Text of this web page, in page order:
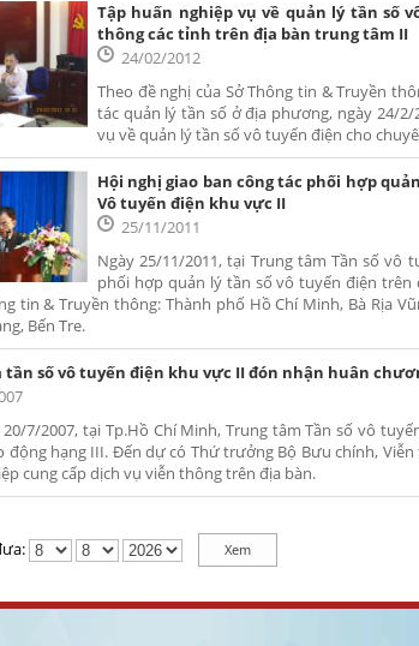
Tập huấn nghiệp vụ về quản lý tần số
thông các tỉnh trên địa bàn trung tâm II
24/02/2012
Theo đề nghị của Sở Thông tin & Truyền
tác quản lý tần số ở địa phương, ngày 24/
vụ về quản lý tần số vô tuyến điện cho
Hội nghị giao ban công tác phối hợp
Vô tuyến điện khu vực II
25/11/2011
Ngày 25/11/2011, tại Trung tâm Tần số
phối hợp quản lý tần số vô tuyến điện
tin & Truyền thông: Thành phố Hồ Chí Minh, Bà Rịa
Bến Tre.
số vô tuyến điện khu vực II đón nhận huân
20/7/2007, tại Tp.Hồ Chí Minh, Trung tâm Tần số vô
động hạng III. Đến dự có Thứ trưởng Bộ Bưu chính, Viễn
cung cấp dịch vụ viễn thông trên địa bàn.